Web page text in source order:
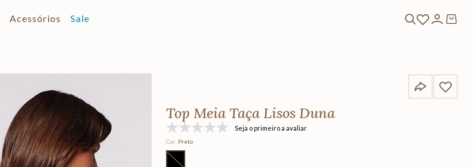
Acessórios Sale
Top Meia Taça Lisos Duna
Seja o primeiro a avaliar
Cor: Preto